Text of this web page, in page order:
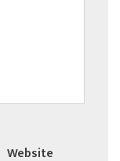
Website